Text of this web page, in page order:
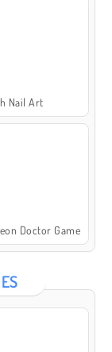
Nail Art
Doctor Game